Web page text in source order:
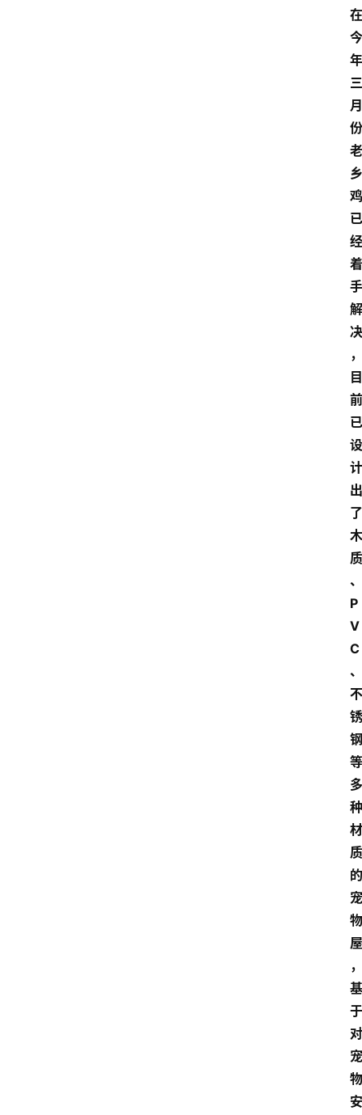
在
今
年
三
月
份
老
乡
鸡
已
经
着
手
解
决
，
目
前
已
设
计
出
了
木
质
、
P
V
C
、
不
锈
钢
等
多
种
材
质
的
宠
物
屋
，
基
于
对
宠
物
安